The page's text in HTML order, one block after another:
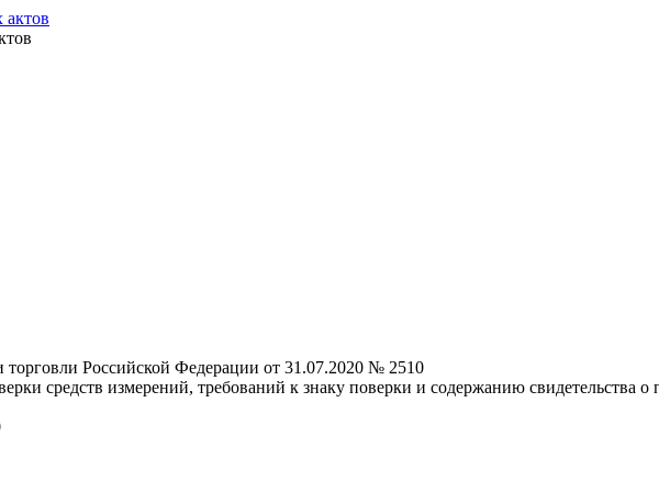
Российской Федерации от 31.07.2020 № 2510
средств измерений, требований к знаку поверки и содержанию свидетельства о